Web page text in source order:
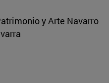
y Arte Navarro